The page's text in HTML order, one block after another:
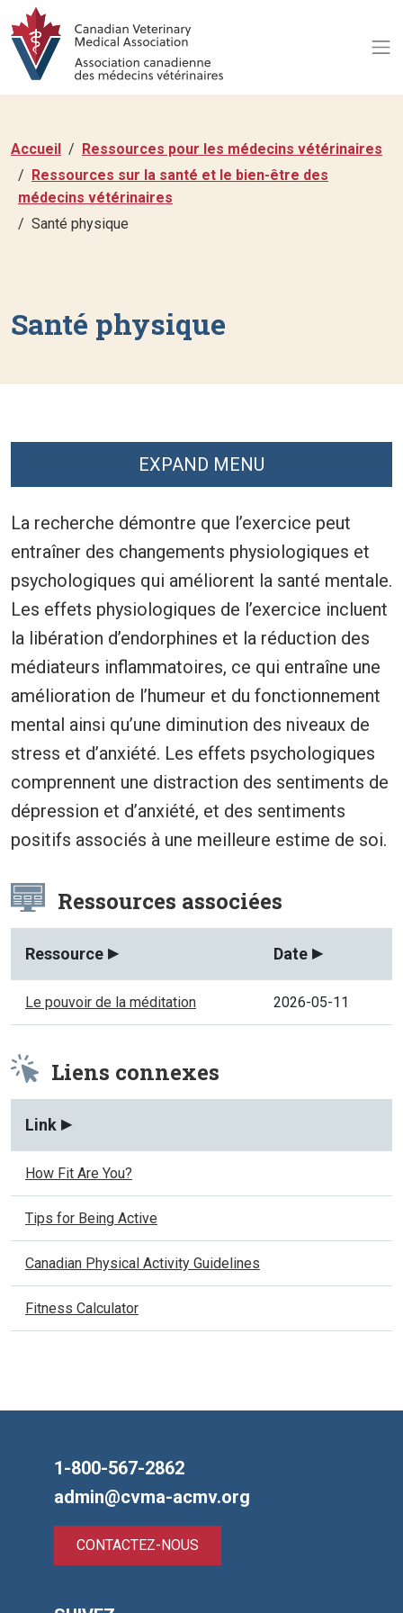
Accueil
Ressources pour les médecins vétérinaires
Ressources sur la santé et le bien-être des
médecins vétérinaires
Santé physique
Santé physique
La recherche démontre que l’exercice peut
entraîner des changements physiologiques et
psychologiques qui améliorent la santé mentale.
Les effets physiologiques de l’exercice incluent
la libération d’endorphines et la réduction des
médiateurs inflammatoires, ce qui entraîne une
amélioration de l’humeur et du fonctionnement
mental ainsi qu’une diminution des niveaux de
stress et d’anxiété. Les effets psychologiques
comprennent une distraction des sentiments de
dépression et d’anxiété, et des sentiments
positifs associés à une meilleure estime de soi.
Ressources associées
Ressource Date
Le pouvoir de la méditation 2026-05-11
Liens connexes
Link
How Fit Are You?
Tips for Being Active
Canadian Physical Activity Guidelines
Fitness Calculator
EXPAND MENU
1-800-567-2862
admin@cvma-acmv.org
CONTACTEZ-NOUS